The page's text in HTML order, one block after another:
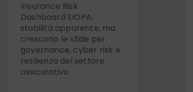
Insurance Risk
Dashboard EIOPA:
stabilità apparente, ma
crescono le sfide per
governance, cyber risk e
resilienza del settore
assicurativo